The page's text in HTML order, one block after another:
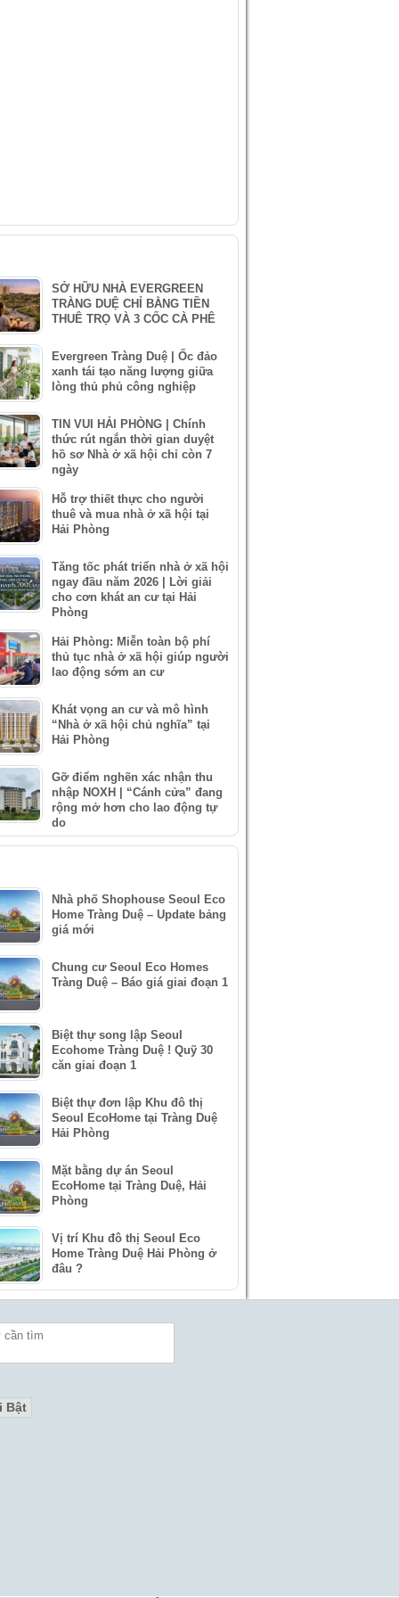
SỞ HỮU NHÀ EVERGREEN
TRÀNG DUỆ CHỈ BẰNG TIỀN
THUÊ TRỌ VÀ 3 CỐC CÀ PHÊ
Evergreen Tràng Duệ | Ốc đảo
xanh tái tạo năng lượng giữa
lòng thủ phủ công nghiệp
TIN VUI HẢI PHÒNG | Chính
thức rút ngắn thời gian duyệt
hồ sơ Nhà ở xã hội chỉ còn 7
ngày
Hỗ trợ thiết thực cho người
thuê và mua nhà ở xã hội tại
Hải Phòng
Tăng tốc phát triển nhà ở xã hội
ngay đầu năm 2026 | Lời giải
cho cơn khát an cư tại Hải
Phòng
Hải Phòng: Miễn toàn bộ phí
thủ tục nhà ở xã hội giúp người
lao động sớm an cư
Khát vọng an cư và mô hình
“Nhà ở xã hội chủ nghĩa” tại
Hải Phòng
Gỡ điểm nghẽn xác nhận thu
nhập NOXH | “Cánh cửa” đang
rộng mở hơn cho lao động tự
do
Nhà phố Shophouse Seoul Eco
Home Tràng Duệ – Update bảng
giá mới
Chung cư Seoul Eco Homes
Tràng Duệ – Báo giá giai đoạn 1
Biệt thự song lập Seoul
Ecohome Tràng Duệ ! Quỹ 30
căn giai đoạn 1
Biệt thự đơn lập Khu đô thị
Seoul EcoHome tại Tràng Duệ
Hải Phòng
Mặt bằng dự án Seoul
EcoHome tại Tràng Duệ, Hải
Phòng
Vị trí Khu đô thị Seoul Eco
Home Tràng Duệ Hải Phòng ở
đâu ?
Bật